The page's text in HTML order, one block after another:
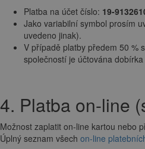
Platba na účet číslo: 19-
Jako variabilní symbol prosím
uvedeno jinak).
V případě platby předem 50 %
společností je účtována
4. Platba on-line
Možnost zaplatit on-line kartou nebo
Úplný seznam všech on-line